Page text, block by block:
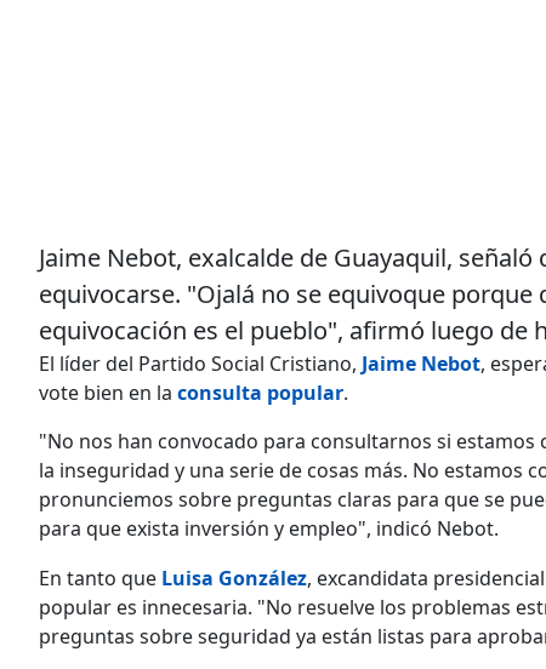
Jaime Nebot, exalcalde de Guayaquil,
equivocarse. "Ojalá no se equivoque porque
equivocación es el pueblo", afirmó luego de
El líder del Partido Social Cristiano, Jaime Nebot,
vote bien en la consulta popular.
"No nos han convocado para consultarnos si
la inseguridad y una serie de cosas más. No estamos
pronunciemos sobre preguntas claras para que se
para que exista inversión y empleo", indicó Nebot.
En tanto que Luisa González, excandidata
popular es innecesaria. "No resuelve los problemas
preguntas sobre seguridad ya están listas para